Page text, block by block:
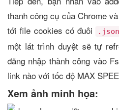
thanh công cụ của Chrome
tới file cookies có đuôi
.json
một lát trình duyệt sẽ tự
đăng nhập thành công vào
link nào với tốc độ MAX
Xem ảnh minh họa: